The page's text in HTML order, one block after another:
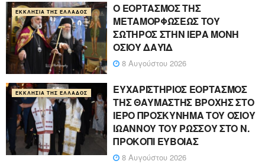
ΕΚΚΛΗΣΊΑ ΤΗΣ ΕΛΛΆΔΟΣ
Ο ΕΟΡΤΑΣΜΟΣ ΤΗΣ
ΜΕΤΑΜΟΡΦΩΣΕΩΣ ΤΟΥ
ΣΩΤΗΡΟΣ ΣΤΗΝ ΙΕΡΑ ΜΟΝΗ
ΟΣΙΟΥ ΔΑΥΪΔ
8 Αυγούστου 2026
ΕΚΚΛΗΣΊΑ ΤΗΣ ΕΛΛΆΔΟΣ
ΕΥΧΑΡΙΣΤΗΡΙΟΣ ΕΟΡΤΑΣΜΟΣ
ΤΗΣ ΘΑΥΜΑΣΤΗΣ ΒΡΟΧΗΣ ΣΤΟ
ΙΕΡΟ ΠΡΟΣΚΥΝΗΜΑ ΤΟΥ ΟΣΙΟΥ
ΙΩΑΝΝΟΥ ΤΟΥ ΡΩΣΣΟΥ ΣΤΟ Ν.
ΠΡΟΚΟΠΙ ΕΥΒΟΙΑΣ
8 Αυγούστου 2026